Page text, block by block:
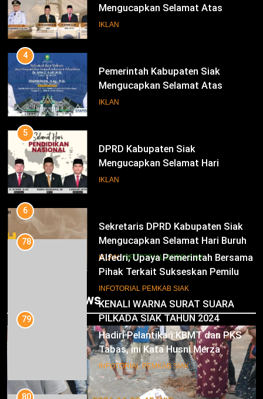
Mengucapkan Selamat Atas
Pengambilan Sumpah Jabatan
IKLAN
4
Pemerintah Kabupaten Siak
Mengucapkan Selamat Atas
Pengambilan Sumpah Jabatan
IKLAN
5
DPRD Kabupaten Siak
Mengucapkan Selamat Hari
Pendidikan Nasional
IKLAN
6
Sekretaris DPRD Kabupaten Siak
Mengucapkan Selamat Hari Buruh
IKLAN INFOTORIAL DPRD SIAK
KENALI WARNA SURAT SUARA
PILKADA SIAK TAHUN 2024
IKLAN
Mari Sukseskan Pilkada Serentak
Tahun 2024
Trending News
78
Alfedri; Upaya Pemerintah Bersama
Pihak Terkait Sukseskan Pemilu
2024
INFOTORIAL PEMKAB SIAK
79
Hadiri Pelantikan KBMT dan PKS
Tabas, ini Kata Husni Merza
INFOTORIAL PEMKAB SIAK